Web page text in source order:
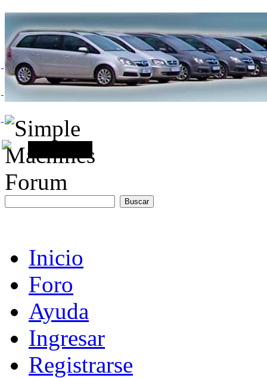
Inicio
Foro
Ayuda
Ingresar
Registrarse